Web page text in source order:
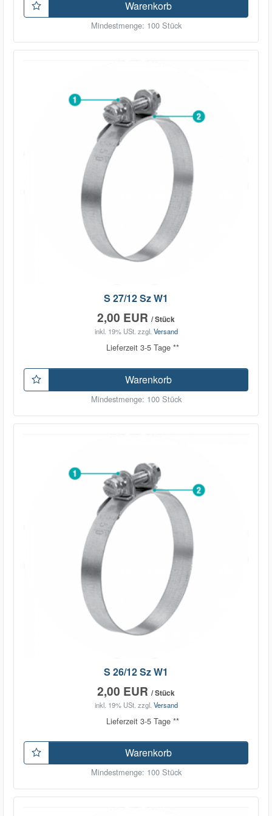
Warenkorb
Mindestmenge: 100 Stück
S 27/12 Sz W1
2,00 EUR / Stück
inkl. 19% USt. zzgl. Versand
Lieferzeit 3-5 Tage **
Warenkorb
Mindestmenge: 100 Stück
S 26/12 Sz W1
2,00 EUR / Stück
inkl. 19% USt. zzgl. Versand
Lieferzeit 3-5 Tage **
Warenkorb
Mindestmenge: 100 Stück